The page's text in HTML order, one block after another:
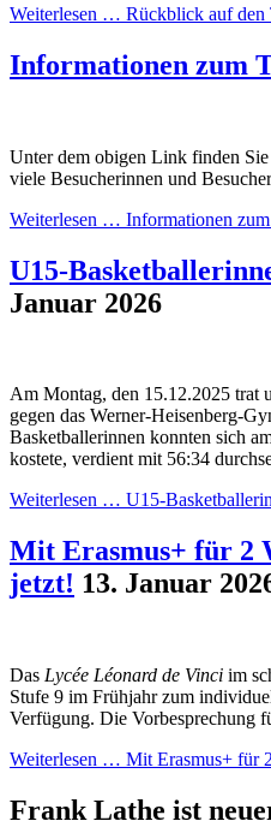
Weiterlesen … Rückblick auf den
Informationen zum
Unter dem obigen Link finden
viele Besucherinnen und
Weiterlesen … Informationen
U15-
Januar 2026
Am Montag, den 15.12.2025 trat
gegen das Werner-Heisenberg-
Basketballerinnen konnten sich
kostete, verdient mit 56:34
Weiterlesen … U15-
Mit Erasmus+ für 2
jetzt! 13. Januar
Das Lycée Léonard de Vinci im
Stufe 9 im Frühjahr zum
Verfügung. Die Vorbesprechung
Weiterlesen … Mit Erasmus+ für
Frank Lathe ist